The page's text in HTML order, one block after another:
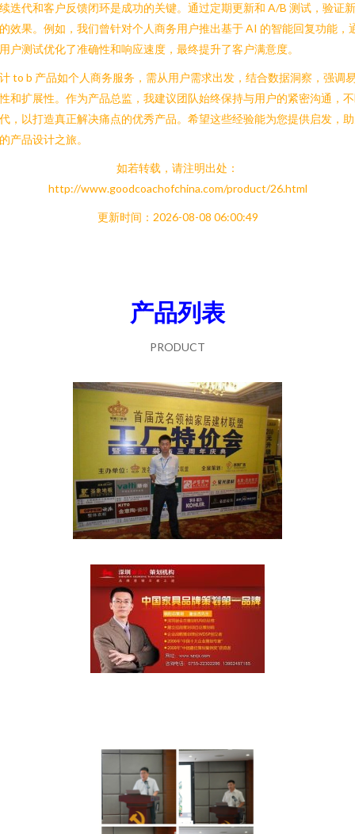
迭代和客户反馈闭环是成功的关键。通过定期更新和 A/B 测试，验证
效果。例如，我们曾针对个人商务用户推出基于 AI 的智能回复功能，
户测试优化了准确性和响应速度，最终提升了客户满意度。
to b 产品如个人商务服务，需从用户需求出发，结合数据洞察，强调
和扩展性。作为产品总监，我建议团队始终保持与用户的紧密沟通，
，以打造真正解决痛点的优秀产品。希望这些经验能为您提供启发，
产品设计之旅。
如若转载，请注明出处：
http://www.goodcoachofchina.com/product/26.html
更新时间：2026-08-08 06:00:49
产品列表
PRODUCT